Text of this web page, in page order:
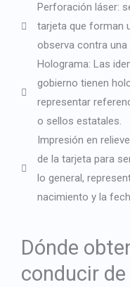
Perforación láser:
tarjeta que forman
observa contra
Holograma: Las
gobierno tienen
representar
o sellos estatales.
Impresión en
de la tarjeta para
lo general,
nacimiento y la
Dónde
conducir